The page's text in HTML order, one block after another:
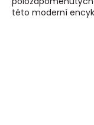
této moderní